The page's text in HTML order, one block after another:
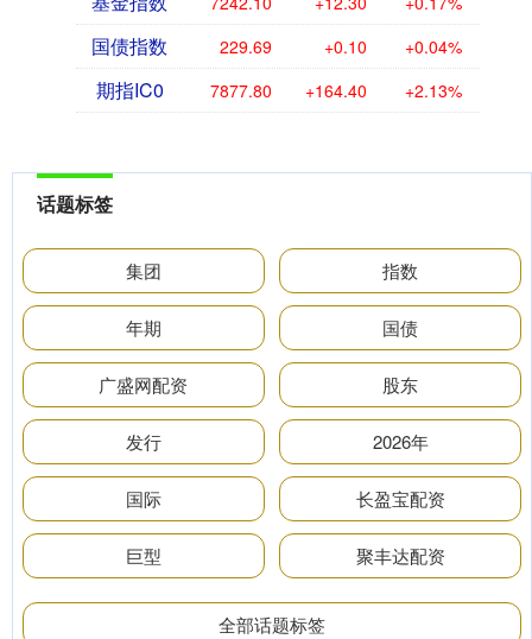
国债指数 229.69 +0.10 +0.04%
期指IC0 7877.80 +164.40 +2.13%
话题标签
集团 指数
年期 国债
广盛网配资 股东
发行 2026年
国际 长盈宝配资
巨型 聚丰达配资
全部话题标签